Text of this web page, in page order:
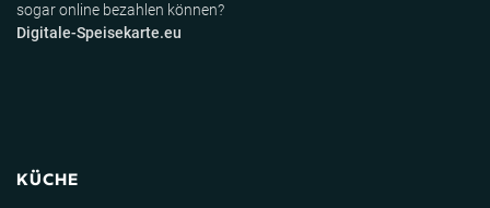
sogar online bezahlen können?
Digitale-Speisekarte.eu
KÜCHE